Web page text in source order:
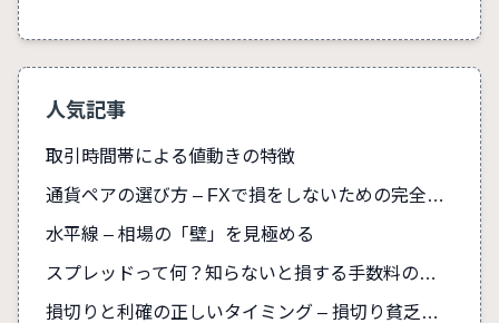
人気記事
取引時間帯による値動きの特徴
通貨ペアの選び方 – FXで損をしないための完全ガイド
水平線 – 相場の「壁」を見極める
スプレッドって何？知らないと損する手数料の真実
損切りと利確の正しいタイミング – 損切り貧乏を防ぐ